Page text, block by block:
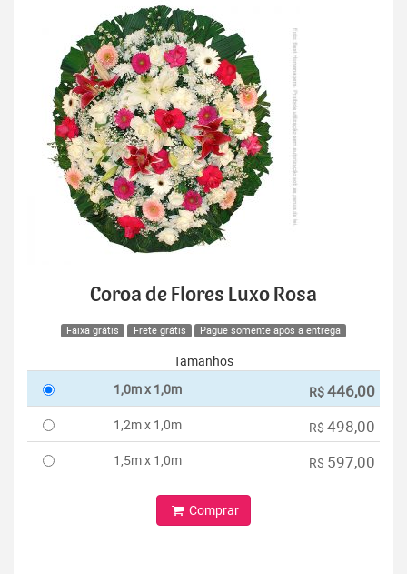
Coroa de Flores Luxo Rosa
Faixa grátis Frete grátis Pague somente após a entrega
Tamanhos
1,0m x 1,0m
R$446,00
1,2m x 1,0m R$ 498,00
1,5m x 1,0m R$ 597,00
Comprar